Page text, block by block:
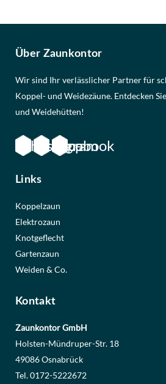
Über Zaunkontor
Wir sind Ihr verlässlicher Partner für
Koppel- und Weidezäune. Entdecken
und Weidehütten!
WhatsApp
Instagram
Facebook
Links
Koppelzaun
Elektrozaun
Knotgeflecht
Gartenzaun
Weiden & Co.
Kontakt
Zaunkontor GmbH
Holsten-Mündruper-Str. 18
49086 Osnabrück
Tel. 0172-5222672